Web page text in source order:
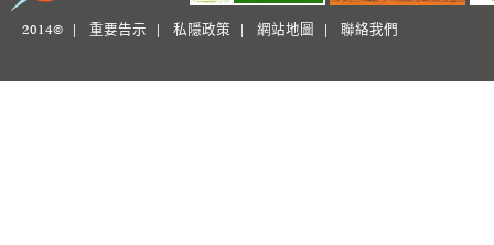
2014© | 重要告示 私隱政策 網站地圖 聯絡我們